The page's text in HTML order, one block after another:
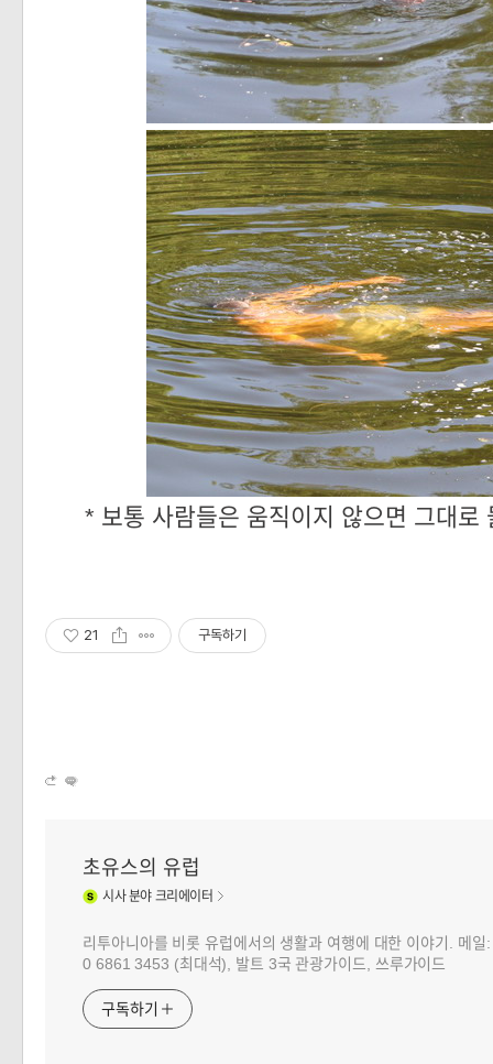
* 보통 사람들은 움직이지 않으면 그대로
21 구독하기
초유스의 유럽
시사분야 크리에이터
리투아니아를 비롯 유럽에서의 생활과 여행에 대한 이야기. 메
0 6861 3453 (최대석), 발트 3국 관광가이드, 쓰루가이드
구독하기